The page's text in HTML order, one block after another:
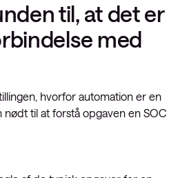
til, at det er
med
hvorfor automation er en
til at forstå opgaven en SOC